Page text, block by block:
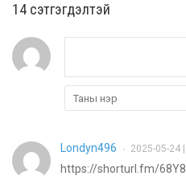
14 cэтгэгдэлтэй
Londyn496 • 2025-05-24
https://shorturl.fm/